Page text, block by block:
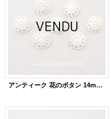
アンティーク 花のボタン 14mm 手彫り イボワリヌ 7ピースのセット